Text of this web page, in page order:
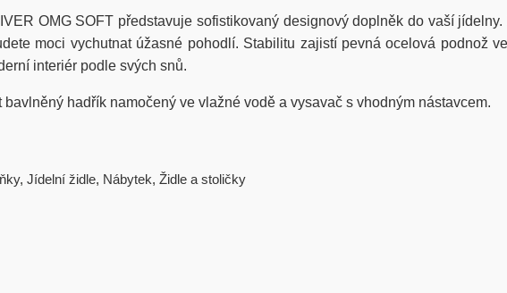
OMG SOFT představuje sofistikovaný designový doplněk do vaší
moci vychutnat úžasné pohodlí. Stabilitu zajistí pevná ocelová podnož
interiér podle svých snů.
hadřík namočený ve vlažné vodě a vysavač s vhodným nástavcem.
, Jídelní židle, Nábytek, Židle a stoličky